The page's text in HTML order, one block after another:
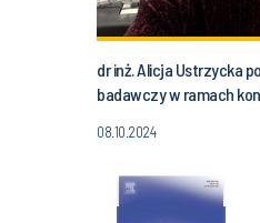
dr inż. Alicja Ustrzycka
badawczy w ramach
08.10.2024